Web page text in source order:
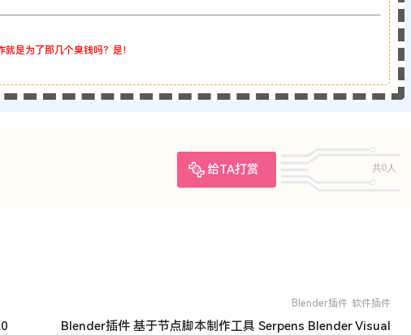
就是为了那几个臭钱吗？是！
给TA打赏
共0人
Blender插件 软件插件
Blender插件 基于节点脚本制作工具 Serpens Blender Visual